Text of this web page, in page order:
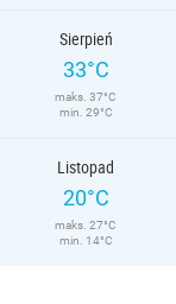
Sierpień
33°C
maks. 37°C
min. 29°C
Listopad
20°C
maks. 27°C
min. 14°C